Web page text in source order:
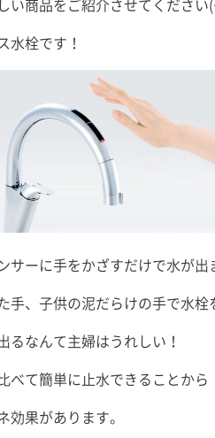
い商品をご紹介させてください
水栓です！
サーに手をかざすだけで水が出
手、子供の泥だらけの手で水栓
るなんて主婦はうれしい！
べて簡単に止水できることから
効果があります。